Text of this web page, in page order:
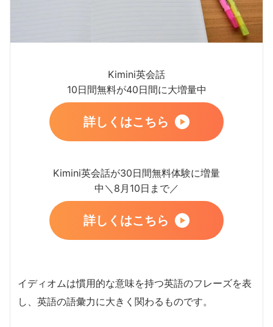
Kimini英会話
10日間無料が40日間に大増量中
詳しくはこちら
Kimini英会話が30日間無料体験に増量
中＼8月10日まで／
詳しくはこちら
イディオムは慣用的な意味を持つ英語のフレーズを表
し、英語の語彙力に大きく関わるものです。